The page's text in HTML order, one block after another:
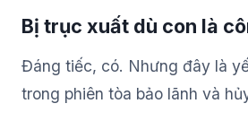
Bị trục xuất dù con là
Đáng tiếc, có. Nhưng đây là
trong phiên tòa bảo lãnh và